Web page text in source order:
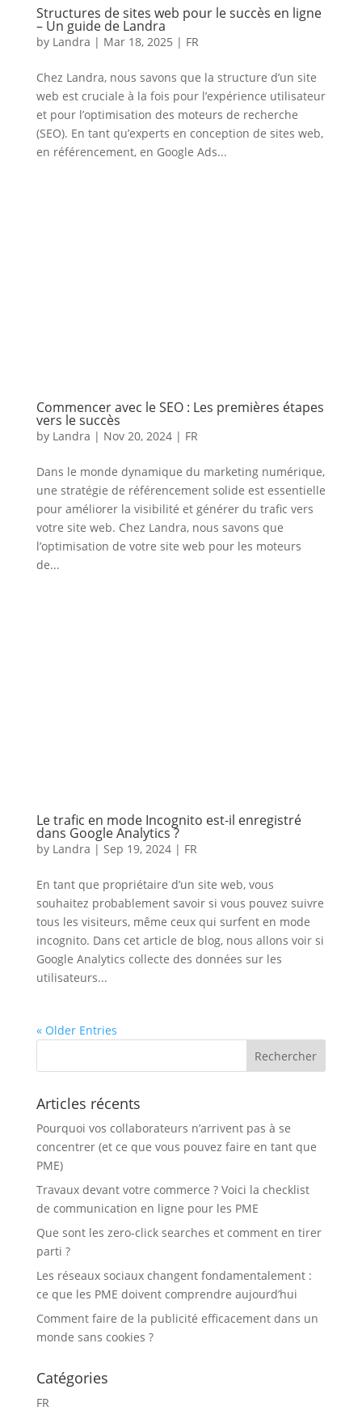
Structures de sites web pour le succès en ligne
– Un guide de Landra
by Landra | Mar 18, 2025 | FR
Chez Landra, nous savons que la structure d’un site
web est cruciale à la fois pour l’expérience utilisateur
et pour l’optimisation des moteurs de recherche
(SEO). En tant qu’experts en conception de sites web,
en référencement, en Google Ads...
Commencer avec le SEO : Les premières étapes
vers le succès
by Landra | Nov 20, 2024| FR
Dans le monde dynamique du marketing numérique,
une stratégie de référencement solide est essentielle
pour améliorer la visibilité et générer du trafic vers
votre site web. Chez Landra, nous savons que
l’optimisation de votre site web pour les moteurs
de...
Le trafic en mode Incognito est-il enregistré
dans Google Analytics ?
by Landra | Sep 19, 2024| FR
En tant que propriétaire d’un site web, vous
souhaitez probablement savoir si vous pouvez suivre
tous les visiteurs, même ceux qui surfent en mode
incognito. Dans cet article de blog, nous allons voir si
Google Analytics collecte des données sur les
utilisateurs...
« Older Entries
Articles récents
Pourquoi vos collaborateurs n’arrivent pas à se
concentrer (et ce que vous pouvez faire en tant que
PME)
Travaux devant votre commerce ? Voici la checklist
de communication en ligne pour les PME
Que sont les zero-click searches et comment en tirer
parti ?
Les réseaux sociaux changent fondamentalement :
ce que les PME doivent comprendre aujourd’hui
Comment faire de la publicité efficacement dans un
monde sans cookies ?
Catégories
FR